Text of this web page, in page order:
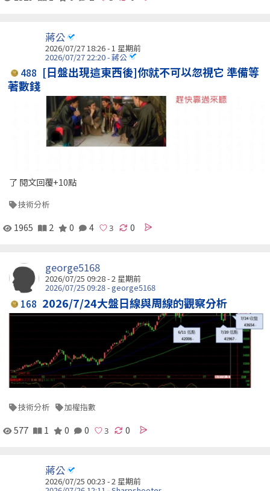
蔣公
2026/07/27 18:26 - 1 星期前
2026/07/27 22:20 - 蔣公
488 [日盤出現這東西後]你就不可以忽視它 準備等
著數錢
了 閱文回覆+10點
技術分析
1965 2 0 4 0
george5168
2026/07/25 09:28 - 2 星期前
2026/07/25 09:28 - george5168
168 2026/7/24大盤日線與周線的觀察分析
技術分析 加權指數
577 1 0 0 0
蔣公
2026/07/25 00:23 - 2 星期前